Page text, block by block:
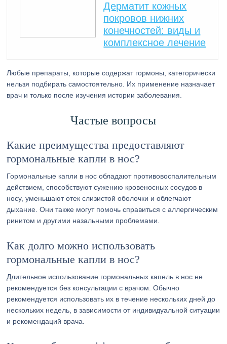
Дерматит кожных
покровов нижних
конечностей: виды и
комплексное лечение
Любые препараты, которые содержат гормоны, категорически
нельзя подбирать самостоятельно. Их применение назначает
врач и только после изучения истории заболевания.
Частые вопросы
Какие преимущества предоставляют
гормональные капли в нос?
Гормональные капли в нос обладают противовоспалительным
действием, способствуют сужению кровеносных сосудов в
носу, уменьшают отек слизистой оболочки и облегчают
дыхание. Они также могут помочь справиться с аллергическим
ринитом и другими назальными проблемами.
Как долго можно использовать
гормональные капли в нос?
Длительное использование гормональных капель в нос не
рекомендуется без консультации с врачом. Обычно
рекомендуется использовать их в течение нескольких дней до
нескольких недель, в зависимости от индивидуальной ситуации
и рекомендаций врача.